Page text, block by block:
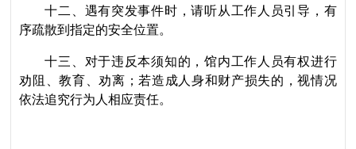
十二、遇有突发事件时，请听从工作人员引导，有
序疏散到指定的安全位置。
十三、对于违反本须知的，馆内工作人员有权进行
劝阻、教育、劝离；若造成人身和财产损失的，视情况
依法追究行为人相应责任。